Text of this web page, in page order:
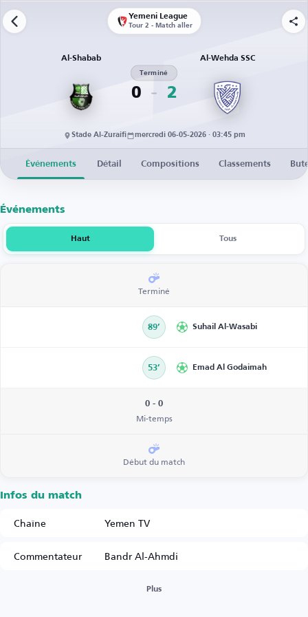
Yemeni League
Tour 2 - Match aller
Al-Shabab
0
Terminé
2
Al-Wehda SSC
Stade Al-Zuraifi mercredi 06-05-2026 · 03:45 pm
Événements Détail Compositions Classements
Événements
Haut Tous
Terminé
89’ Suhail Al-Wasabi
53’ Emad Al Godaimah
0 - 0
Mi-temps
Début du match
Infos du match
Chaîne
Yemen TV
Commentateur
Bandr Al-Ahmdi
Plus